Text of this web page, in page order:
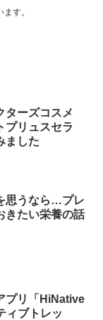
す。
ターズコスメ
プリュスセラ
ました
思うなら…プレ
きたい栄養の話
プリ「HiNative
ィブトレッ